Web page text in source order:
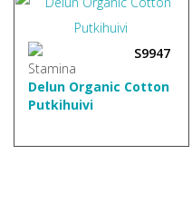
S9947
Delun Organic Cotton
Putkihuivi